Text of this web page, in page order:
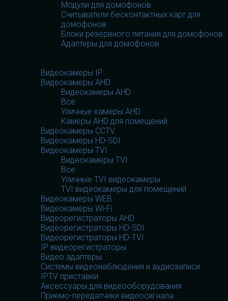
Модули для домофонов
Считыватели бесконтактных карт для
домофонов
Блоки резервного питания для домофонов
Адаптеры для домофонов
Видеокамеры IP
Видеокамеры AHD
Видеокамеры AHD
Все
Уличные камеры AHD
Камеры AHD для помещений
Видеокамеры CCTV
Видеокамеры HD-SDI
Видеокамеры TVI
Видеокамеры TVI
Все
Уличные TVI видеокамеры
TVI видеокамеры для помещений
Видеокамеры WEB
Видеокамеры Wi-Fi
Видеорегистраторы AHD
Видеорегистраторы HD-SDI
Видеорегистраторы HD-TVI
IP видеорегистраторы
Видео адаптеры
Системы видеонаблюдения и аудиозаписи
IPTV приставки
Аксессуары для видеооборудования
Приемо-передатчики видеосигнала